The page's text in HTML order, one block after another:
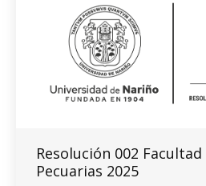
Resolución 002 Facultad
Pecuarias 2025